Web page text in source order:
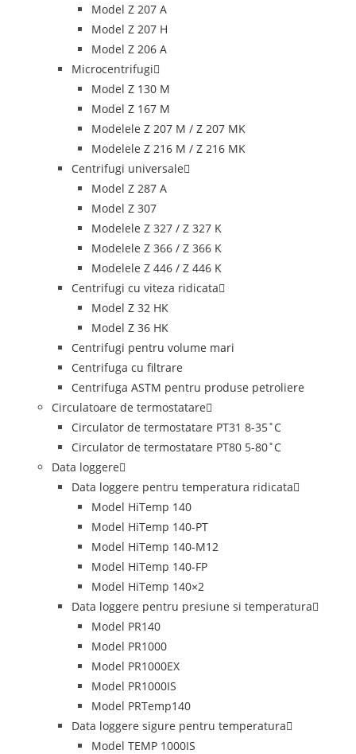
Model Z 207 A
Model Z 207 H
Model Z 206 A
Microcentrifugi
Model Z 130 M
Model Z 167 M
Modelele Z 207 M / Z 207 MK
Modelele Z 216 M / Z 216 MK
Centrifugi universale
Model Z 287 A
Model Z 307
Modelele Z 327 / Z 327 K
Modelele Z 366 / Z 366 K
Modelele Z 446 / Z 446 K
Centrifugi cu viteza ridicata
Model Z 32 HK
Model Z 36 HK
Centrifugi pentru volume mari
Centrifuga cu filtrare
Centrifuga ASTM pentru produse petroliere
Circulatoare de termostatare
Circulator de termostatare PT31 8-35˚C
Circulator de termostatare PT80 5-80˚C
Data loggere
Data loggere pentru temperatura ridicata
Model HiTemp 140
Model HiTemp 140-PT
Model HiTemp 140-M12
Model HiTemp 140-FP
Model HiTemp 140×2
Data loggere pentru presiune si temperatura
Model PR140
Model PR1000
Model PR1000EX
Model PR1000IS
Model PRTemp140
Data loggere sigure pentru temperatura
Model TEMP 1000IS